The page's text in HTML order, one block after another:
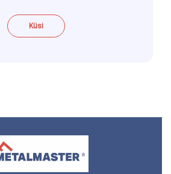
Küsi